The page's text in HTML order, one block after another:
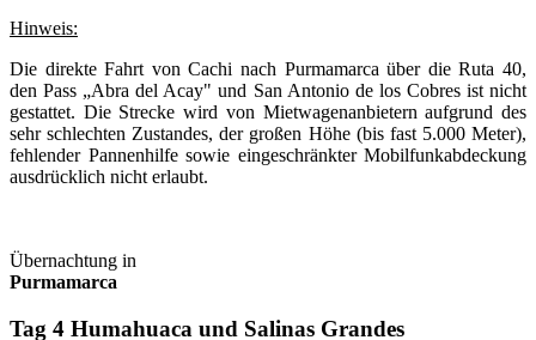
Hinweis:
Die direkte Fahrt von Cachi nach Purmamarca über die Ruta 40,
den Pass „Abra del Acay" und San Antonio de los Cobres ist nicht
gestattet. Die Strecke wird von Mietwagenanbietern aufgrund des
sehr schlechten Zustandes, der großen Höhe (bis fast 5.000 Meter),
fehlender Pannenhilfe sowie eingeschränkter Mobilfunkabdeckung
ausdrücklich nicht erlaubt.
Übernachtung in
Purmamarca
Tag 4 Humahuaca und Salinas Grandes